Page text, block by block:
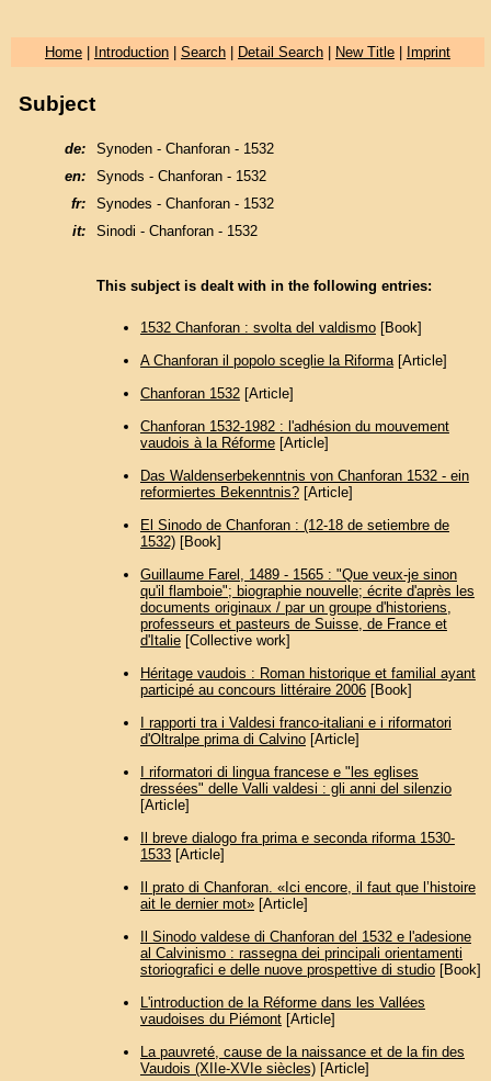
Home| Introduction| Search| Detail Search| New Title| Imprint
Subject
de:
Synoden - Chanforan - 1532
en:
Synods - Chanforan - 1532
fr:
Synodes - Chanforan - 1532
it:
Sinodi - Chanforan - 1532
This subject is dealt with in the following entries:
1532 Chanforan : svolta del valdismo[Book]
A Chanforan il popolo sceglie la Riforma[Article]
Chanforan 1532[Article]
Chanforan 1532-1982 : l'adhésion du mouvement
vaudois à la Réforme[Article]
Das Waldenserbekenntnis von Chanforan 1532 - ein
reformiertes Bekenntnis?[Article]
El Sinodo de Chanforan : (12-18 de setiembre de
1532)[Book]
Guillaume Farel, 1489 - 1565 : "Que veux-je sinon
qu'il flamboie"; biographie nouvelle; écrite d'après les
documents originaux / par un groupe d'historiens,
professeurs et pasteurs de Suisse, de France et
d'Italie[Collective work]
Héritage vaudois : Roman historique et familial ayant
participé au concours littéraire 2006[Book]
I rapporti tra i Valdesi franco-italiani e i riformatori
d'Oltralpe prima di Calvino[Article]
I riformatori di lingua francese e "les eglises
dressées" delle Valli valdesi : gli anni del silenzio
[Article]
Il breve dialogo fra prima e seconda riforma 1530-
1533[Article]
Il prato di Chanforan. «Ici encore, il faut que l’histoire
ait le dernier mot»[Article]
Il Sinodo valdese di Chanforan del 1532 e l'adesione
al Calvinismo : rassegna dei principali orientamenti
storiografici e delle nuove prospettive di studio[Book]
L'introduction de la Réforme dans les Vallées
vaudoises du Piémont[Article]
La pauvreté, cause de la naissance et de la fin des
Vaudois (XIIe-XVIe siècles)[Article]